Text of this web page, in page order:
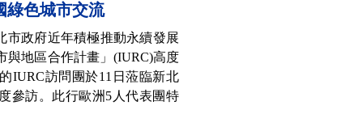
色城市交流
市政府近年積極推動永續發展
與地區合作計畫」(IURC)高度
IURC訪問團於11日蒞臨新北
參訪。此行歐洲5人代表團特